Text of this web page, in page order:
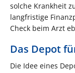
solche Krankheit
langfristige
Check beim Arzt
Das Depot
Die Idee eines